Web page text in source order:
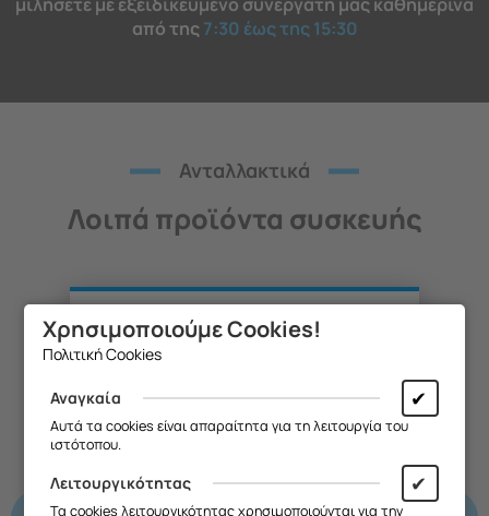
από της7:30 έως της 15:30
Ανταλλακτικά
Λοιπά προϊόντα συσκευής
ΝΤΟΥΙ ΛΥΧΝΙΑΣ
Χρησιμοποιούμε Cookies!
Πολιτική Cookies
Αναγκαία ✔
Αυτά τα cookies είναι απαραίτητα για τη λειτουργία του
ιστότοπου.
Λειτουργικότητας ✔
Τα cookies λειτουργικότητας χρησιμοποιούνται για την
Θα θέλαμε να σας ενημερώσουμε ότι
κλειστή από13/08 έως και 18/08,
Σας ευχαριστούμε για την